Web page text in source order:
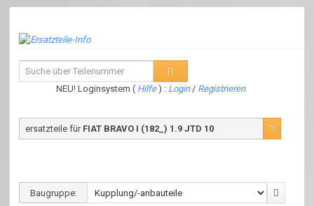
NEU! Loginsystem ( Hilfe) : Login/ Registrieren
ersatzteile für FIAT BRAVO I (182_) 1.9 JTD 10
Baugruppe: